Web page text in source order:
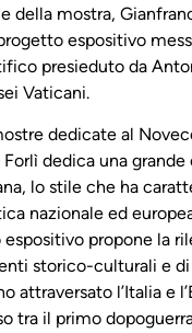
della mostra,
espositivo
presieduto da
Vaticani.
dedicate al
dedica una grande
lo stile che ha
nazionale ed
espositivo propone la
storico-culturali e
attraversato l’Italia e
tra il primo